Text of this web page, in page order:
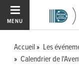
MENU
Accueil
Les
Calendrier de